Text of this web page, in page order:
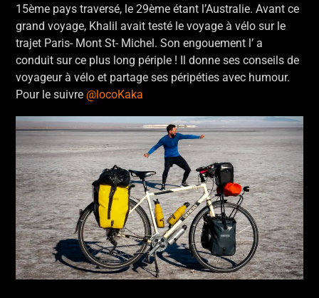
15ème pays traversé, le 29ème étant l’Australie. Avant ce
grand voyage, Khalil avait testé le voyage à vélo sur le
trajet Paris- Mont St- Michel. Son engouement l’ a
conduit sur ce plus long périple ! Il donne ses conseils de
voyageur à vélo et partage ses péripéties avec humour.
Pour le suivre @locoKaka